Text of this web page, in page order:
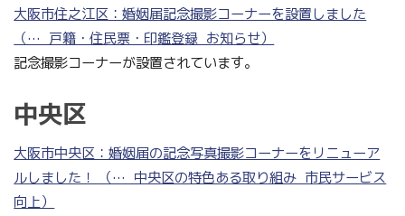
大阪市住之江区：婚姻届記念撮影コーナーを設置しました
（…_戸籍・住民票・印鑑登録_お知らせ）
記念撮影コーナーが設置されています。
中央区
大阪市中央区：婚姻届の記念写真撮影コーナーをリニューア
ルしました！ （…_中央区の特色ある取り組み_市民サービス
向上）